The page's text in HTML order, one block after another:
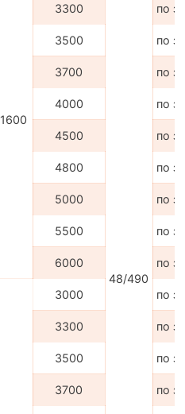
1600
48/490
3300 по
3500 по
3700 по
4000 по
4500 по
4800 по
5000 по
5500 по
6000 по
3000 по
3300 по
3500 по
3700 по